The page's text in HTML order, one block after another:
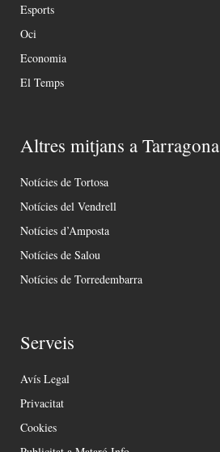
Esports
Oci
Economia
El Temps
Altres mitjans a Tarragona
Notícies de Tortosa
Notícies del Vendrell
Notícies d’Amposta
Notícies de Salou
Notícies de Torredembarra
Serveis
Avís Legal
Privacitat
Cookies